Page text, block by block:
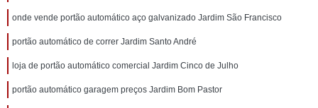
onde vende portão automático aço galvanizado Jardim São Francisco
portão automático de correr Jardim Santo André
loja de portão automático comercial Jardim Cinco de Julho
portão automático garagem preços Jardim Bom Pastor